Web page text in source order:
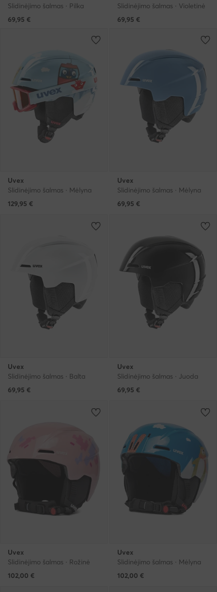
Slidinėjimo šalmas · Pilka
69,95 €
Slidinėjimo šalmas · Violetinė
69,95 €
Uvex
Slidinėjimo šalmas · Mėlyna
129,95 €
Uvex
Slidinėjimo šalmas · Mėlyna
69,95 €
Uvex
Slidinėjimo šalmas · Balta
69,95 €
Uvex
Slidinėjimo šalmas · Juoda
69,95 €
Uvex
Slidinėjimo šalmas · Rožinė
102,00 €
Uvex
Slidinėjimo šalmas · Mėlyna
102,00 €